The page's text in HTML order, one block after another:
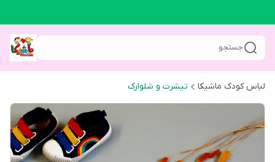
جستجو
لباس کودک ماشیکا تیشرت و شلوارک